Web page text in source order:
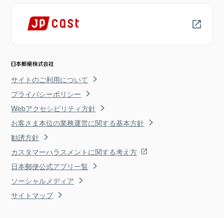
サイトのご利用について
プライバシーポリシー
Webアクセシビリティ方針
お客さま本位の業務運営に関する基本方針
勧誘方針
カスタマーハラスメントに関する考え方
日本郵便公式アプリ一覧
ソーシャルメディア
サイトマップ